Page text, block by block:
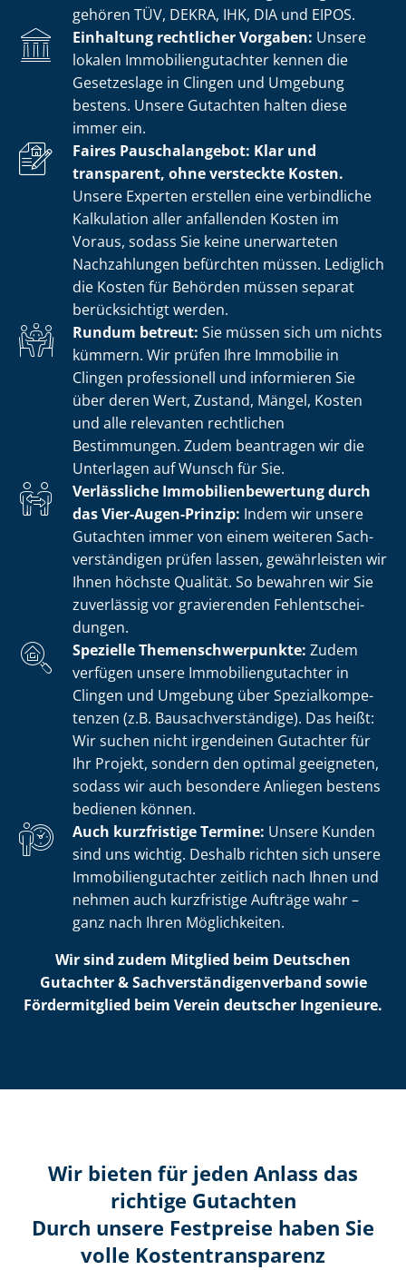
gehören TÜV, DEKRA, IHK, DIA und EIPOS.
Einhaltung rechtlicher Vorgaben: Unsere
lokalen Im­mo­bi­li­en­gut­ach­ter kennen die
Gesetzeslage in Clingen und Umgebung
bestens. Unsere Gutachten halten diese
immer ein.
Faires Pauschalangebot: Klar und
transparent, ohne versteckte Kosten.
Unsere Experten erstellen eine verbindliche
Kalkulation aller anfallenden Kosten im
Voraus, sodass Sie keine unerwarteten
Nachzahlungen befürchten müssen. Lediglich
die Kosten für Behörden müssen separat
berücksichtigt werden.
Rundum betreut: Sie müssen sich um nichts
kümmern. Wir prüfen Ihre Immobilie in
Clingen professionell und informieren Sie
über deren Wert, Zustand, Mängel, Kosten
und alle relevanten rechtlichen
Bestimmungen. Zudem beantragen wir die
Unterlagen auf Wunsch für Sie.
Verlässliche Im­mo­bi­li­en­be­wer­tung durch
das Vier-Augen-Prinzip: Indem wir unsere
Gutachten immer von einem weiteren Sach­
ver­stän­di­gen prüfen lassen, gewährleisten wir
Ihnen höchste Qualität. So bewahren wir Sie
zuverlässig vor gravierenden Fehl­ent­schei­
dun­gen.
Spezielle The­men­schwer­punk­te: Zudem
verfügen unsere Im­mo­bi­li­en­gut­ach­ter in
Clingen und Umgebung über Spe­zi­al­kom­pe­
ten­zen (z.B. Bau­sach­ver­stän­di­ge). Das heißt:
Wir suchen nicht irgendeinen Gutachter für
Ihr Projekt, sondern den optimal geeigneten,
sodass wir auch besondere Anliegen bestens
bedienen können.
Auch kurzfristige Termine: Unsere Kunden
sind uns wichtig. Deshalb richten sich unsere
Im­mo­bi­li­en­gut­ach­ter zeitlich nach Ihnen und
nehmen auch kurzfristige Aufträge wahr –
ganz nach Ihren Möglichkeiten.
Wir sind zudem Mitglied beim Deutschen
Gutachter & Sach­ver­stän­di­gen­ver­band sowie
Fördermitglied beim Verein deutscher Ingenieure.
Wir bieten für jeden Anlass das
richtige Gutachten
Durch unsere Festpreise haben Sie
volle Kosten­transparenz